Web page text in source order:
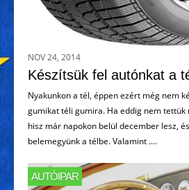
NOV 24, 2014
Készítsük fel autónkat a
Nyakunkon a tél, éppen ezért még nem
gumikat téli gumira. Ha eddig nem tettük
hisz már napokon belül december lesz,
belemegyünk a télbe. Valamint ....
AUTÓIPAR